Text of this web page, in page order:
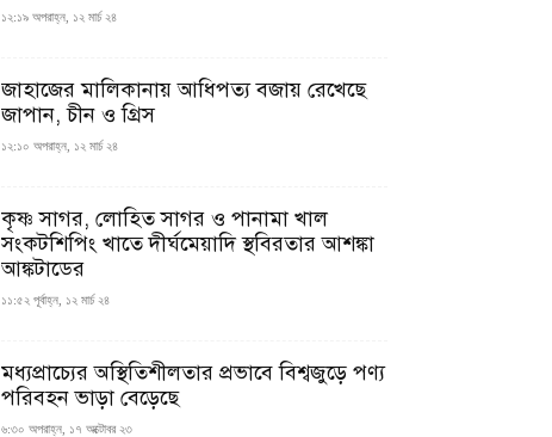
১২:১৯ অপরাহ্ন, ১২ মার্চ ২৪
জাহাজের মালিকানায় আধিপত্য বজায় রেখেছে
জাপান, চীন ও গ্রিস
১২:১০ অপরাহ্ন, ১২ মার্চ ২৪
কৃষ্ণ সাগর, লোহিত সাগর ও পানামা খাল
সংকটশিপিং খাতে দীর্ঘমেয়াদি স্থবিরতার আশঙ্কা
আঙ্কটাডের
১১:৫২ পূর্বাহ্ন, ১২ মার্চ ২৪
মধ্যপ্রাচ্যের অস্থিতিশীলতার প্রভাবে বিশ্বজুড়ে পণ্য
পরিবহন ভাড়া বেড়েছে
৬:৩০ অপরাহ্ন, ১৭ অক্টোবর ২৩